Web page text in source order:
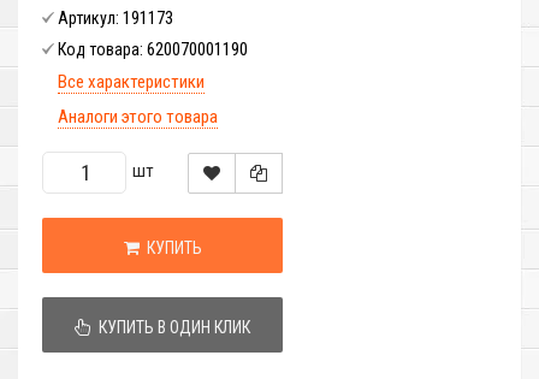
Артикул: 191173
Код товара: 620070001190
Все характеристики
Аналоги этого товара
шт
КУПИТЬ
КУПИТЬ В ОДИН КЛИК